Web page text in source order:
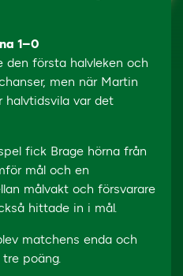
1–0
den första halvleken och
men när Martin
halvtidsvila var det
fick Brage hörna från
mål och en
målvakt och försvarare
hittade in i mål.
matchens enda och
poäng.